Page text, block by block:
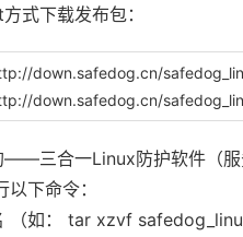
式下载发布包：
://down.safedog.cn/
://down.safedog.cn/
——三合一Linux防护软件（
下命令：
如： tar xzvf